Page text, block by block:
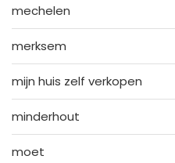
mechelen
merksem
mijn huis zelf verkopen
minderhout
moet